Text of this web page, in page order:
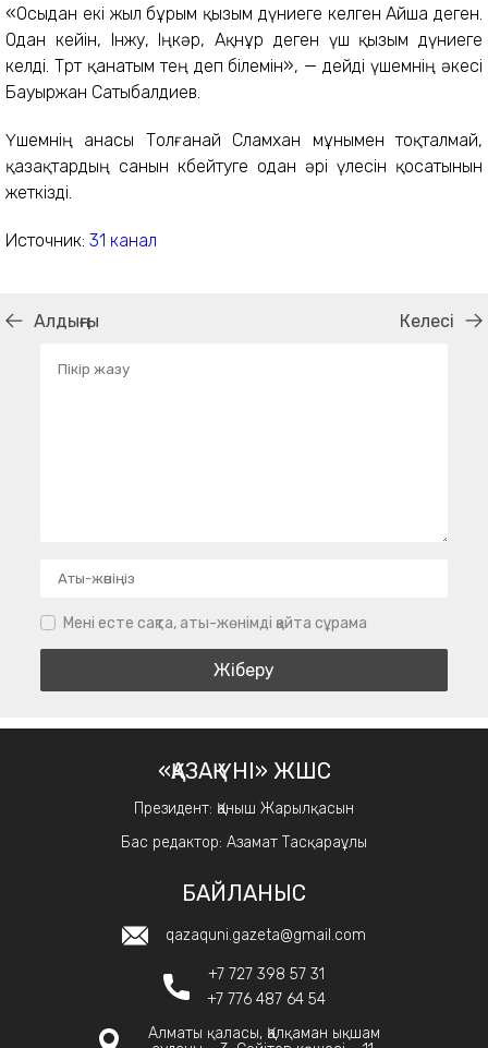
«Осыдан екі жыл бұрым қызым дүниеге келген Айша деген.
Одан кейін, Інжу, Іңкәр, Ақнұр деген үш қызым дүниеге
келді. Төрт қанатым тең деп білемін», — дейді үшемнің әкесі
Бауыржан Сатыбалдиев.
Үшемнің анасы Толғанай Сламхан мұнымен тоқталмай,
қазақтардың санын көбейтуге одан әрі үлесін қосатынын
жеткізді.
Источник: 31 канал
Алдыңғы Келесі
Мені есте сақта, аты-жөнімді қайта сұрама
«ҚАЗАҚ ҮНІ» ЖШС
Президент: Қаныш Жарылқасын
Бас редактор: Азамат Тасқараұлы
БАЙЛАНЫС
qazaquni.gazeta@gmail.com
+7 727 398 57 31
+7 776 487 64 54
Алматы қаласы, Қалқаман ықшам